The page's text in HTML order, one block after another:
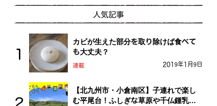
人気記事
カビが生えた部分を取り除けば食べて
も大丈夫？
連載 2019年1月9日
【北九州市・小倉南区】子連れで楽し
む平尾台！ふしぎな草原や千仏鍾乳洞